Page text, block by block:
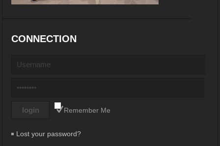
CONNECTION
Remember Me
Lost your password?